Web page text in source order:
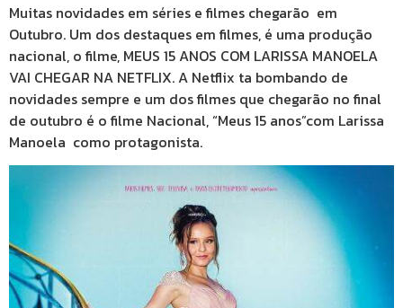
Muitas novidades em séries e filmes chegarão em
Outubro. Um dos destaques em filmes, é uma produção
nacional, o filme, MEUS 15 ANOS COM LARISSA MANOELA
VAI CHEGAR NA NETFLIX. A Netflix ta bombando de
novidades sempre e um dos filmes que chegarão no final
de outubro é o filme Nacional, “Meus 15 anos”com Larissa
Manoela como protagonista.